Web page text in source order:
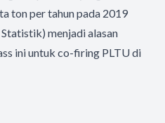
ton per tahun pada 2019
menjadi alasan
ini untuk co-firing PLTU di